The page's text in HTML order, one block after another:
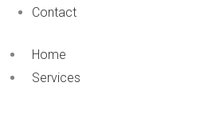
Contact
Home
Services